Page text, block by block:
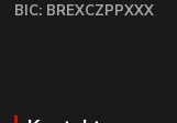
BIC: BREXCZPPXXX